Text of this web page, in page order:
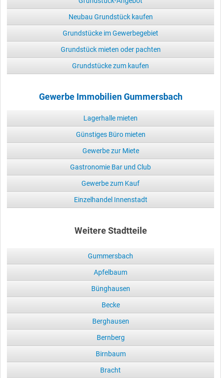
Neubau Grundstück kaufen
Grundstücke im Gewerbegebiet
Grundstück mieten oder pachten
Grundstücke zum kaufen
Gewerbe Immobilien Gummersbach
Lagerhalle mieten
Günstiges Büro mieten
Gewerbe zur Miete
Gastronomie Bar und Club
Gewerbe zum Kauf
Einzelhandel Innenstadt
Weitere Stadtteile
Gummersbach
Apfelbaum
Bünghausen
Becke
Berghausen
Bernberg
Birnbaum
Bracht